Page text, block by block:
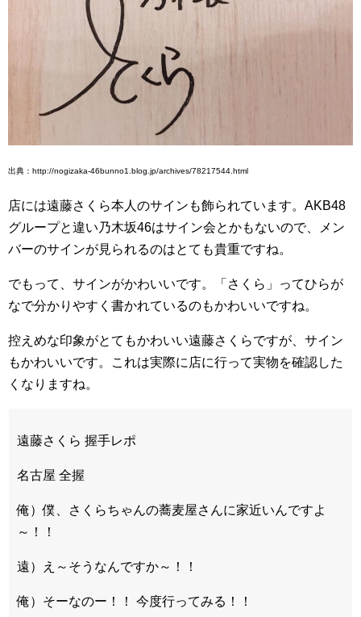
出典：http://nogizaka-46bunno1.blog.jp/archives/78217544.html
店には遠藤さくら本人のサインも飾られています。AKB48
グループと違い乃木坂46はサイン会とかもないので、メン
バーのサインが見られるのはとても貴重ですね。
でもって、サインがかわいいです。「さくら」ってひらが
なで分かりやすく書かれているのもかわいいですね。
控えめな印象がとてもかわいい遠藤さくらですが、サイン
もかわいいです。これは実際に店に行って実物を確認した
くなりますね。
遠藤さくら 握手レポ
名古屋 全握
俺）僕、さくらちゃんの蕎麦屋さんに家近いんですよ
～！！
遠）え～そうなんですか～！！
俺）そーなのー！！ 今度行ってみる！！